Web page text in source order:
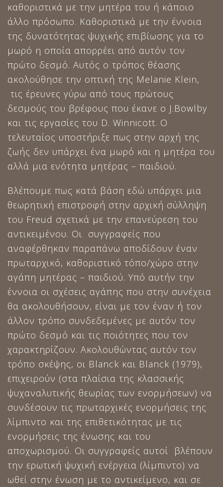
καθοριστικά με την μητέρα του ή κάποιο
άλλο πρόσωπο. Καθοριστικά με την έννοια
της δυνατότητας ψυχικής επιβίωσης για το
μωρό η οποία απορρέει από αυτόν τον
πρώτο δεσμό. Αυτός ο τρόπος θέασης
ακολούθησε την οπτική της Melanie Klein,
τις έρευνες γύρω από τους πρώτους
δεσμούς του βρέφους που έκανε ο J.Bowlby
και τις εργασίες του D. Winnicott. Ο
τελευταίος υποστήριξε πως στην αρχή της
ζωής δεν υπάρχει ένα μωρό και η μητέρα του
αλλά μια ενότητα μητέρας – παιδιού.
Βλέπουμε πως κατά βάση εδώ υπάρχει μια
θεωρητική επιστροφή στην αρχική σύλληψη
του Freud σχετικά με την επανεύρεση του
αντικειμένου. Οι συγγραφείς που
αναφέρθηκαν παραπάνω αποδίδουν έναν
πρωταρχικό, καθοριστικό τόπο/χώρο στην
αγάπη μητέρας – παιδιού. Υπό αυτήν την
έννοια οι σχέσεις αγάπης που στην συνέχεια
θα ακολουθήσουν, είναι με τον έναν ή τον
άλλον τρόπο συνδεδεμένες με αυτόν τον
πρώτο δεσμό και τις ποιότητες που τον
χαρακτηρίζουν. Ακολουθώντας αυτόν τον
τρόπο σκέψης, οι Blanck και Blanck (1979),
επιχειρούν (στα πλαίσια της κλασσικής
ψυχαναλυτικής θεωρίας των ενορμήσεων) να
συνδέσουν τις πρωταρχικές ενορμήσεις της
λίμπιντο και της επιθετικότητας με τις
ενορμήσεις της ένωσης και του
αποχωρισμού. Οι συγγραφείς αυτοί βλέπουν
την ερωτική ψυχική ενέργεια (λίμπιντο) να
ωθεί στην ένωση με το αντικείμενο, και σε